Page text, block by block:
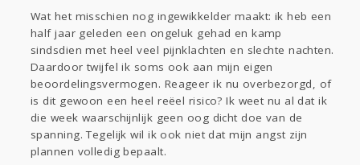
Wat het misschien nog ingewikkelder maakt: ik heb een
half jaar geleden een ongeluk gehad en kamp
sindsdien met heel veel pijnklachten en slechte nachten.
Daardoor twijfel ik soms ook aan mijn eigen
beoordelingsvermogen. Reageer ik nu overbezorgd, of
is dit gewoon een heel reëel risico? Ik weet nu al dat ik
die week waarschijnlijk geen oog dicht doe van de
spanning. Tegelijk wil ik ook niet dat mijn angst zijn
plannen volledig bepaalt.